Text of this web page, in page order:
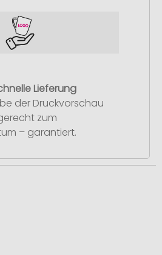
Lieferung
der Druckvorschau
zum
– garantiert.